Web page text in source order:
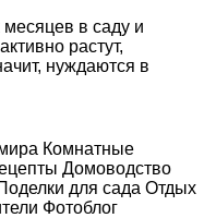
в саду и
растут,
нуждаются в
Комнатные
Домоводство
для сада Отдых
Фотоблог